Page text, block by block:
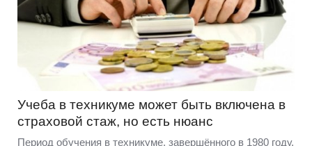
Учеба в техникуме может быть включена в
страховой стаж, но есть нюанс
Период обучения в техникуме, завершённого в 1980 году,